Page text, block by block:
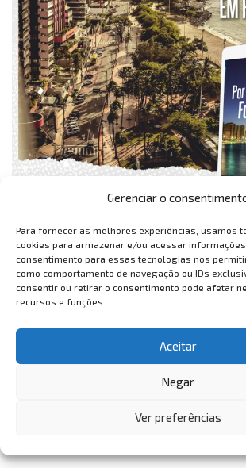
Gerenciar o
Para fornecer as melhores experiências, usamos
cookies para armazenar e/ou acessar
consentimento para essas tecnologias nos
como comportamento de navegação ou IDs
consentir ou retirar o consentimento pode afetar
recursos e funções.
Aceitar
Negar
Ver preferências